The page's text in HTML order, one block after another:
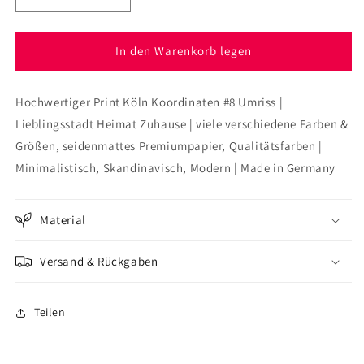
die
Menge
Poster
Koordinaten
#8
die
Menge
für
Poster
Koordinaten
#8
In den Warenkorb legen
Hochwertiger Print Köln Koordinaten #8 Umriss |
Lieblingsstadt Heimat Zuhause | viele verschiedene Farben &
Größen, seidenmattes Premiumpapier, Qualitätsfarben |
Minimalistisch, Skandinavisch, Modern | Made in Germany
Material
Versand & Rückgaben
Teilen